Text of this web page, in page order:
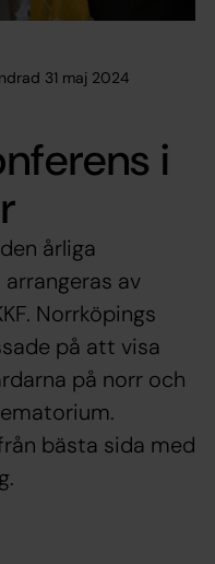
31 maj 2024
i
årliga
av
Norrköpings
på att visa
på norr och
bästa sida med